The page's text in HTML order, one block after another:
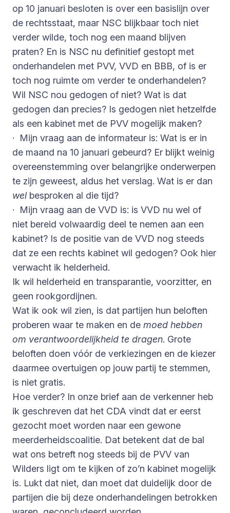
op 10 januari besloten is over een basislijn over
de rechtsstaat, maar NSC blijkbaar toch niet
verder wilde, toch nog een maand blijven
praten? En is NSC nu definitief gestopt met
onderhandelen met PVV, VVD en BBB, of is er
toch nog ruimte om verder te onderhandelen?
Wil NSC nou gedogen of niet? Wat is dat
gedogen dan precies? Is gedogen niet hetzelfde
als een kabinet met de PVV mogelijk maken?
· Mijn vraag aan de informateur is: Wat is er in
de maand na 10 januari gebeurd? Er blijkt weinig
overeenstemming over belangrijke onderwerpen
te zijn geweest, aldus het verslag. Wat is er dan
wel besproken al die tijd?
· Mijn vraag aan de VVD is: is VVD nu wel of
niet bereid volwaardig deel te nemen aan een
kabinet? Is de positie van de VVD nog steeds
dat ze een rechts kabinet wil gedogen? Ook hier
verwacht ik helderheid.
Ik wil helderheid en transparantie, voorzitter, en
geen rookgordijnen.
Wat ik ook wil zien, is dat partijen hun beloften
proberen waar te maken en de moed hebben
om verantwoordelijkheid te dragen. Grote
beloften doen vóór de verkiezingen en de kiezer
daarmee overtuigen op jouw partij te stemmen,
is niet gratis.
Hoe verder? In onze brief aan de verkenner heb
ik geschreven dat het CDA vindt dat er eerst
gezocht moet worden naar een gewone
meerderheidscoalitie. Dat betekent dat de bal
wat ons betreft nog steeds bij de PVV van
Wilders ligt om te kijken of zo’n kabinet mogelijk
is. Lukt dat niet, dan moet dat duidelijk door de
partijen die bij deze onderhandelingen betrokken